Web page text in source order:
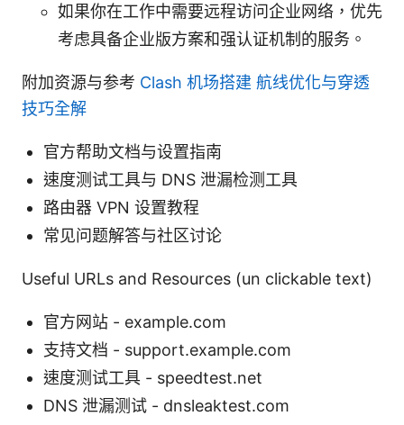
如果你在工作中需要远程访问企业网络，优先
考虑具备企业版方案和强认证机制的服务。
附加资源与参考 Clash 机场搭建 航线优化与穿透
技巧全解
官方帮助文档与设置指南
速度测试工具与 DNS 泄漏检测工具
路由器 VPN 设置教程
常见问题解答与社区讨论
Useful URLs and Resources (un clickable text)
官方网站 - example.com
支持文档 - support.example.com
速度测试工具 - speedtest.net
DNS 泄漏测试 - dnsleaktest.com